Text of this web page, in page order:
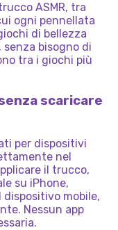
ASMR, tra
ogni pennellata
di bellezza
bisogno di
tra i giochi più
scaricare
per dispositivi
nel
il trucco,
su iPhone,
mobile,
Nessun app